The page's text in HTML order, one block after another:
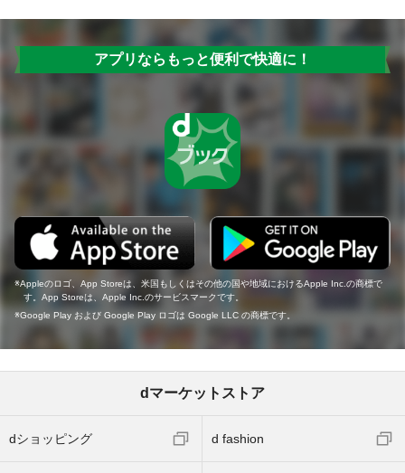
アプリならもっと便利で快適に！
Appleのロゴ、App Storeは、米国もしくはその他の国や地域におけるApple Inc.の商標で
す。App Storeは、Apple Inc.のサービスマークです。
Google Play および Google Play ロゴは Google LLC の商標です。
dマーケットストア
dショッピング d fashion